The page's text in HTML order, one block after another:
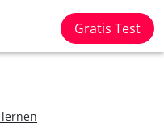
Gratis Test